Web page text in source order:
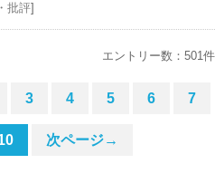
批評]
エントリー数：501件
3 4 5 6 7
次ページ→